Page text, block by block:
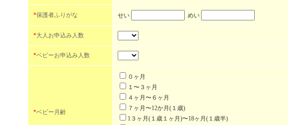
*保護者ふりがな せい めい
*大人お申込み人数
*ベビーお申込み人数
*ベビー月齢
０ヶ月
１〜３ヶ月
４ヶ月〜６ヶ月
７ヶ月〜12か月(１歳)
1３ヶ月(１歳１ヶ月)〜18ヶ月(１歳半)